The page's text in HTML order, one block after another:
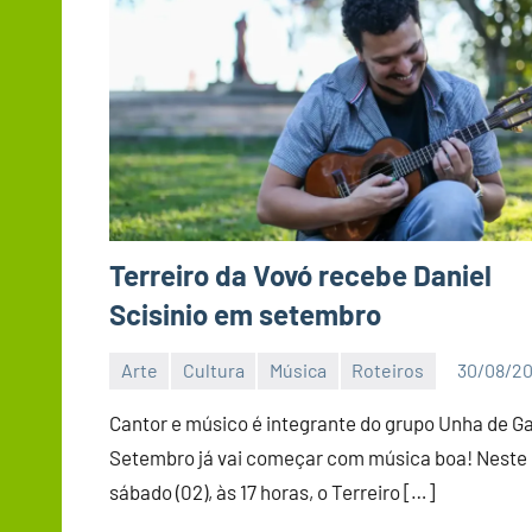
Terreiro da Vovó recebe Daniel
Scisinio em setembro
Arte Cultura Música Roteiros 30/08/
Lucena
Cantor e músico é integrante do grupo Unha de
Setembro já vai começar com música boa! Neste
sábado (02), às 17 horas, o Terreiro […]